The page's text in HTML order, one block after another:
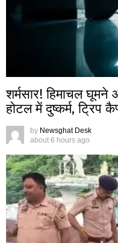
शर्मसार! हिमाचल घूमने
होटल में दुष्कर्म, ट्रिप
by Newsghat Desk
about 6 hours ago